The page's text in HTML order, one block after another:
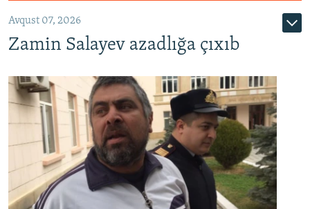
Avqust 07, 2026
Zamin Salayev azadlığa çıxıb